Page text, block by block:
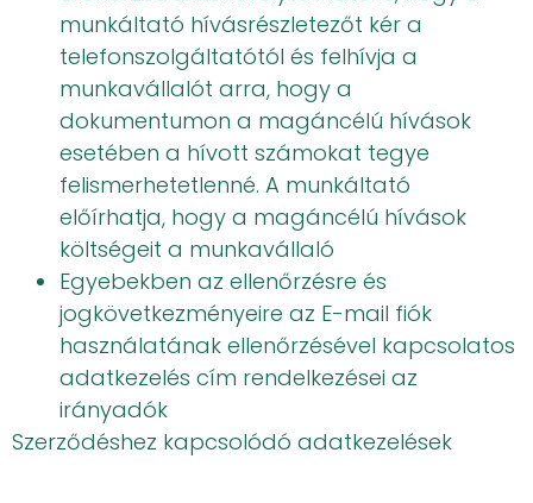
munkáltató hívásrészletezőt kér a
telefonszolgáltatótól és felhívja a
munkavállalót arra, hogy a
dokumentumon a magáncélú hívások
esetében a hívott számokat tegye
felismerhetetlenné. A munkáltató
előírhatja, hogy a magáncélú hívások
költségeit a munkavállaló
Egyebekben az ellenőrzésre és
jogkövetkezményeire az E-mail fiók
használatának ellenőrzésével kapcsolatos
adatkezelés cím rendelkezései az
irányadók
Szerződéshez kapcsolódó adatkezelések